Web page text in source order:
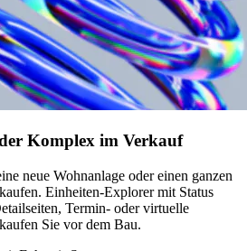
Komplex im Verkauf
neue Wohnanlage oder einen ganzen
Einheiten-Explorer mit Status
Termin- oder virtuelle
Sie vor dem Bau.